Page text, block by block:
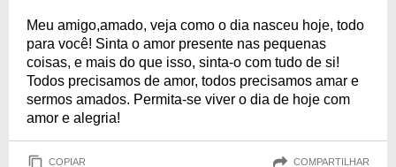
Meu amigo,amado, veja como o dia nasceu hoje, todo
para você! Sinta o amor presente nas pequenas
coisas, e mais do que isso, sinta-o com tudo de si!
Todos precisamos de amor, todos precisamos amar e
sermos amados. Permita-se viver o dia de hoje com
amor e alegria!
COPIAR COMPARTILHAR